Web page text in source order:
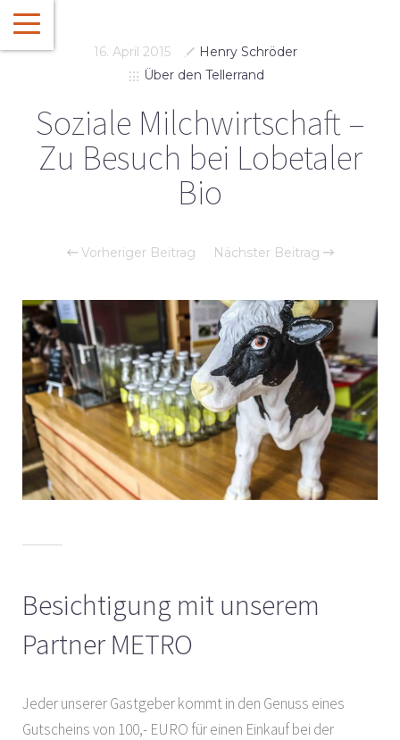
16. April 2015
Henry Schröder
Über den Tellerrand
Soziale Milchwirtschaft –
Zu Besuch bei Lobetaler
Bio
Vorheriger Beitrag Nächster Beitrag
Besichtigung mit unserem
Partner METRO
Jeder unserer Gastgeber kommt in den Genuss eines
Gutscheins von 100,- EURO für einen Einkauf bei der